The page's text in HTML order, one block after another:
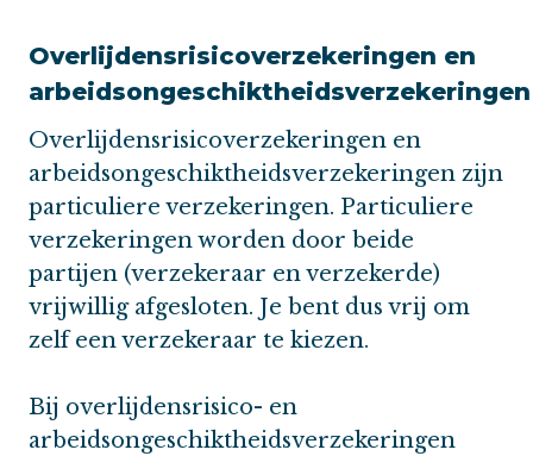
Overlijdensrisicoverzekeringen en
arbeidsongeschiktheidsverzekeringen
Overlijdensrisicoverzekeringen en
arbeidsongeschiktheidsverzekeringen zijn
particuliere verzekeringen. Particuliere
verzekeringen worden door beide
partijen (verzekeraar en verzekerde)
vrijwillig afgesloten. Je bent dus vrij om
zelf een verzekeraar te kiezen.
Bij overlijdensrisico- en
arbeidsongeschiktheidsverzekeringen